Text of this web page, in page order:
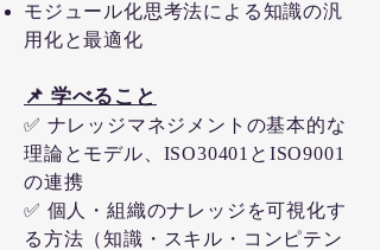
モジュール化思考法による知識の汎
用化と最適化
📌 学べること
✅ ナレッジマネジメントの基本的な
理論とモデル、ISO30401とISO9001
の連携
✅ 個人・組織のナレッジを可視化す
る方法（知識・スキル・コンピテン